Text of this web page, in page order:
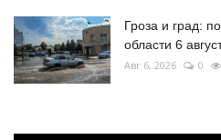
Гроза и град:
области 6
Авг 6, 2026 0